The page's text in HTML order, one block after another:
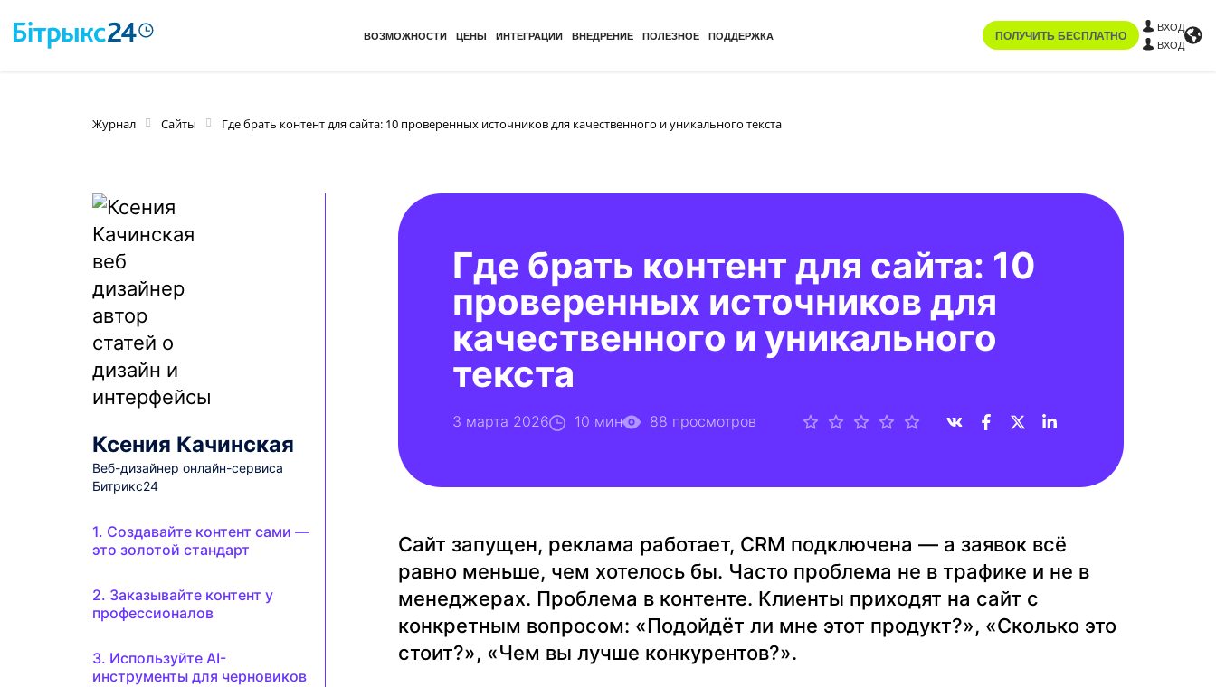
ВОЗМОЖНОСТИ ЦЕНЫ ИНТЕГРАЦИИ ВНЕДРЕНИЕ ПОЛЕЗНОЕ ПОДДЕРЖКА ПОЛУЧИТЬ БЕСПЛАТНО
ВХОД
ВХОД
Журнал Сайты Где брать контент для сайта: 10 проверенных источников для качественного и уникального текста
Ксения Качинская
Веб-дизайнер онлайн-сервиса
Битрикс24
1. Создавайте контент сами —
это золотой стандарт
2. Заказывайте контент у
профессионалов
3. Используйте AI-
инструменты для черновиков
Где брать контент для сайта: 10
проверенных источников для
качественного и уникального
текста
3 марта 2026 10 мин 88 просмотров
Сайт запущен, реклама работает, CRM подключена — а заявок всё
равно меньше, чем хотелось бы. Часто проблема не в трафике и не в
менеджерах. Проблема в контенте. Клиенты приходят на сайт с
конкретным вопросом: «Подойдёт ли мне этот продукт?», «Сколько это
стоит?», «Чем вы лучше конкурентов?».